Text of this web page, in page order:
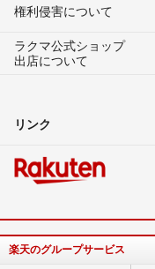
権利侵害について
ラクマ公式ショップ
出店について
リンク
楽天のグループサービス